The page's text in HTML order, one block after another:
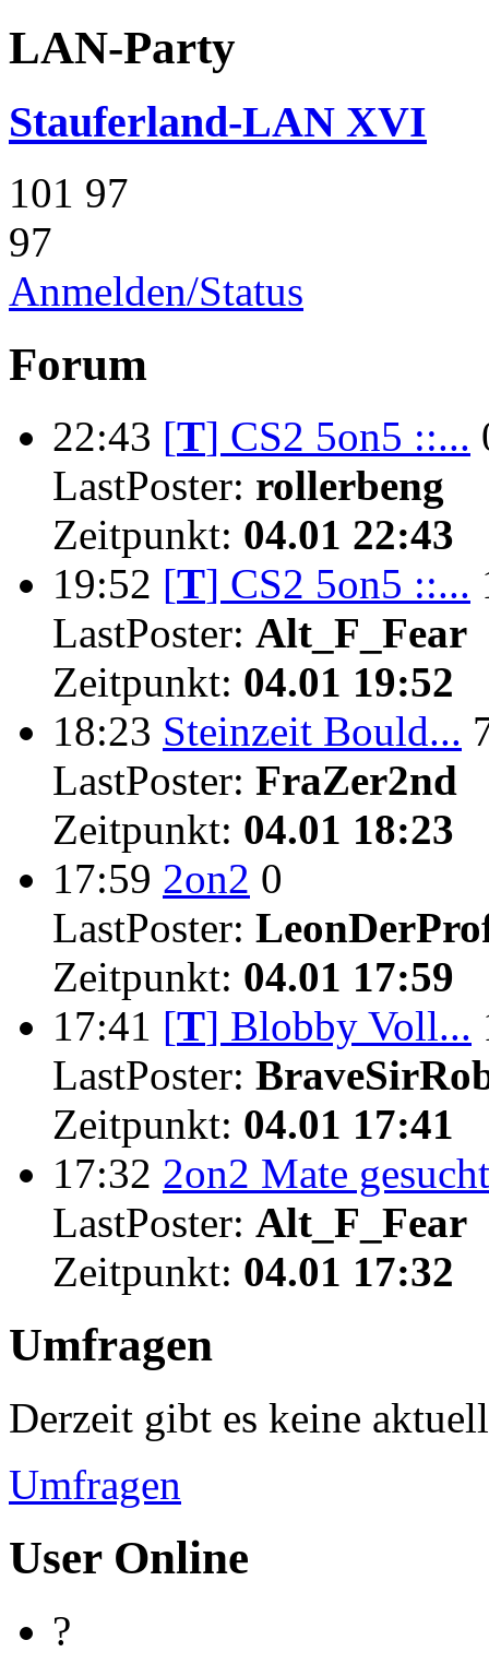
LAN-Party
Stauferland-LAN XVI
101 97
97
Anmelden/Status
Forum
22:43 [T] CS2 5on5 ::...
LastPoster: rollerbeng
Zeitpunkt: 04.01 22:43
19:52 [T] CS2 5on5 ::...
LastPoster: Alt_F_Fear
Zeitpunkt: 04.01 19:52
18:23 Steinzeit Bould...
LastPoster: FraZer2nd
Zeitpunkt: 04.01 18:23
17:59 2on2 0
LastPoster:
Zeitpunkt: 04.01 17:59
17:41 [T] Blobby Voll...
LastPoster:
Zeitpunkt: 04.01 17:41
17:32 2on2 Mate gesucht
LastPoster: Alt_F_Fear
Zeitpunkt: 04.01 17:32
Umfragen
Derzeit gibt es keine
Umfragen
User Online
?